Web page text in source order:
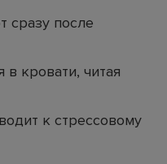
сразу после
кровати, читая
к стрессовому